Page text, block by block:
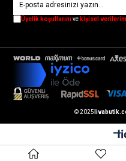
Üyelik koşullarınıve kişisel
© 2025